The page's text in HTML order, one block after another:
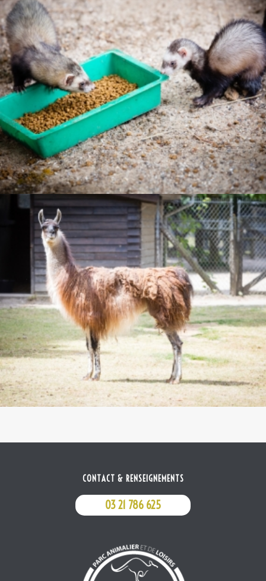
CONTACT & RENSEIGNEMENTS
03 21 786 625